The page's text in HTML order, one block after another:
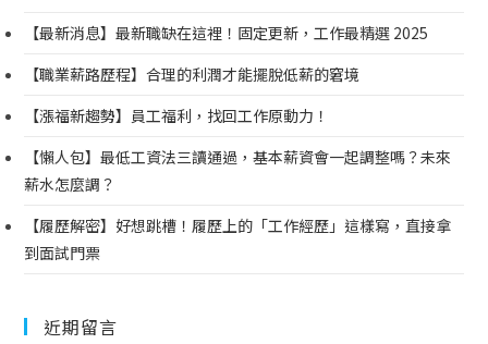
【最新消息】最新職缺在這裡！固定更新，工作最精選 2025
【職業薪路歷程】合理的利潤才能擺脫低薪的窘境
【漲福新趨勢】員工福利，找回工作原動力！
【懶人包】最低工資法三讀通過，基本薪資會一起調整嗎？未來
薪水怎麼調？
【履歷解密】好想跳槽！履歷上的「工作經歷」這樣寫，直接拿
到面試門票
近期留言